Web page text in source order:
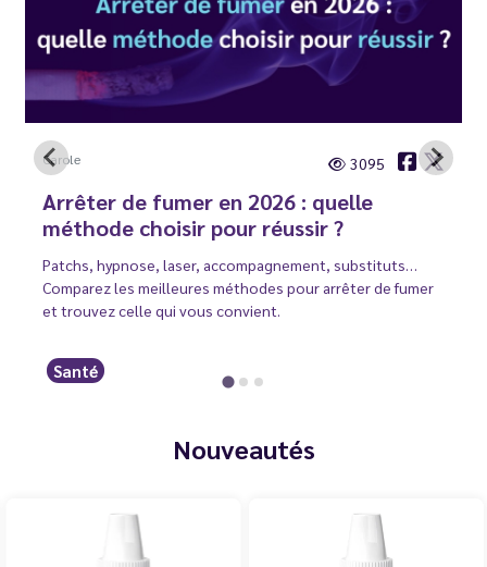
Carole 3095
Arrêter de fumer en 2026 : quelle
méthode choisir pour réussir ?
Patchs, hypnose, laser, accompagnement, substituts…
Comparez les meilleures méthodes pour arrêter de fumer
et trouvez celle qui vous convient.
Santé
Nouveautés